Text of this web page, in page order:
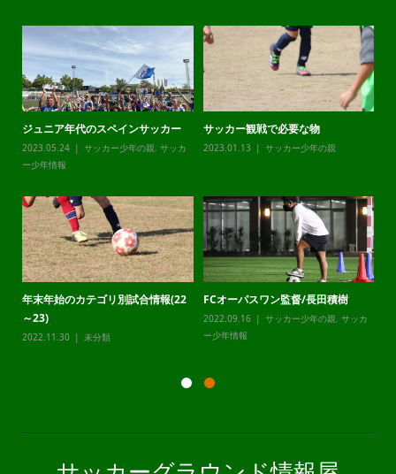
ジュニア年代のスペインサッカー
2023.05.24 サッカー少年の親, サッカ
ー少年情報
サッカー観戦で必要な物
2023.01.13 サッカー少年の親
年末年始のカテゴリ別試合情報(22
～23)
2022.11.30 未分類
FCオーパスワン監督/長田積樹
2022.09.16 サッカー少年の親, サッカ
ー少年情報